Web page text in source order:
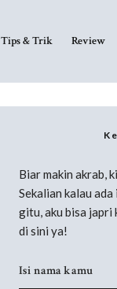
Tips & Trik Review
Biar makin akrab,
Sekalian kalau
gitu, aku bisa japri
di sini ya!